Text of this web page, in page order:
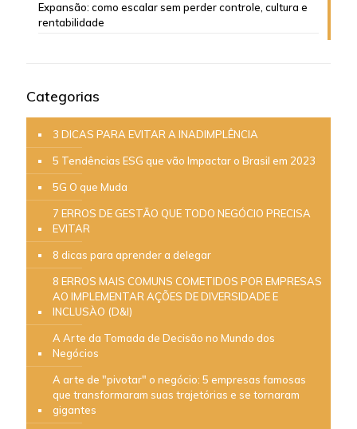
Expansão: como escalar sem perder controle, cultura e
rentabilidade
Categorias
3 DICAS PARA EVITAR A INADIMPLÊNCIA
5 Tendências ESG que vão Impactar o Brasil em 2023
5G O que Muda
7 ERROS DE GESTÃO QUE TODO NEGÓCIO PRECISA
EVITAR
8 dicas para aprender a delegar
8 ERROS MAIS COMUNS COMETIDOS POR EMPRESAS
AO IMPLEMENTAR AÇÕES DE DIVERSIDADE E
INCLUSÀO (D&I)
A Arte da Tomada de Decisão no Mundo dos
Negócios
A arte de "pivotar" o negócio: 5 empresas famosas
que transformaram suas trajetórias e se tornaram
gigantes